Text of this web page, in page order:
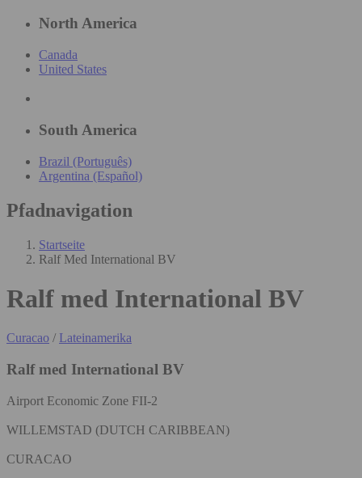
North America
Canada
United States
South America
Brazil (Português)
Argentina (Español)
Pfadnavigation
Startseite
Ralf Med International BV
Ralf med International BV
Curacao / Lateinamerika
Ralf med International BV
Airport Economic Zone FII-2
WILLEMSTAD (DUTCH CARIBBEAN)
CURACAO